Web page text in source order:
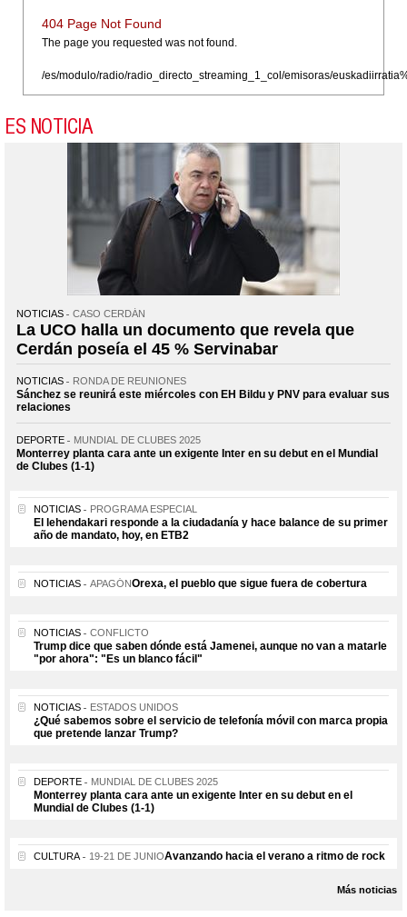
404 Page Not Found
The page you requested was not found.
/es/modulo/radio/radio_directo_streaming_1_col/emisoras/
ES NOTICIA
NOTICIAS CASO CERDÁN
La UCO halla un documento que revela que
Cerdán poseía el 45 % Servinabar
NOTICIAS RONDA DE REUNIONES
Sánchez se reunirá este miércoles con EH Bildu y PNV para evaluar sus
relaciones
DEPORTE MUNDIAL DE CLUBES 2025
Monterrey planta cara ante un exigente Inter en su debut en el Mundial
de Clubes (1-1)
NOTICIAS PROGRAMA ESPECIAL
El lehendakari responde a la ciudadanía y hace balance de su primer
año de mandato, hoy, en ETB2
NOTICIAS APAGÓNOrexa, el pueblo que sigue fuera de cobertura
NOTICIAS CONFLICTO
Trump dice que saben dónde está Jamenei, aunque no van a matarle
"por ahora": "Es un blanco fácil"
NOTICIAS ESTADOS UNIDOS
¿Qué sabemos sobre el servicio de telefonía móvil con marca propia
que pretende lanzar Trump?
DEPORTE MUNDIAL DE CLUBES 2025
Monterrey planta cara ante un exigente Inter en su debut en el
Mundial de Clubes (1-1)
CULTURA 19-21 DE JUNIOAvanzando hacia el verano a ritmo de rock
Más noticias